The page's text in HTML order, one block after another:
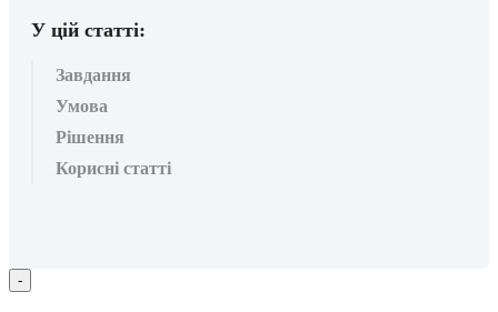
У цій статті:
Завдання
Умова
Рішення
Корисні статті
-